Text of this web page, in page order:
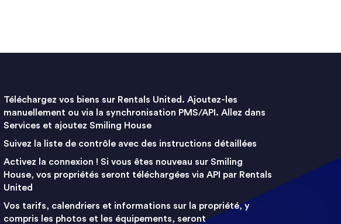
Téléchargez vos biens sur Rentals United. Ajoutez-les
manuellement ou via la synchronisation PMS/API. Allez dans
Services et ajoutez Smiling House
Suivez la liste de contrôle avec des instructions détaillées
Activez la connexion ! Si vous êtes nouveau sur Smiling
House, vos propriétés seront téléchargées via API par Rentals
United
Vos tarifs, calendriers et informations sur la propriété, y
compris les photos et les équipements, seront